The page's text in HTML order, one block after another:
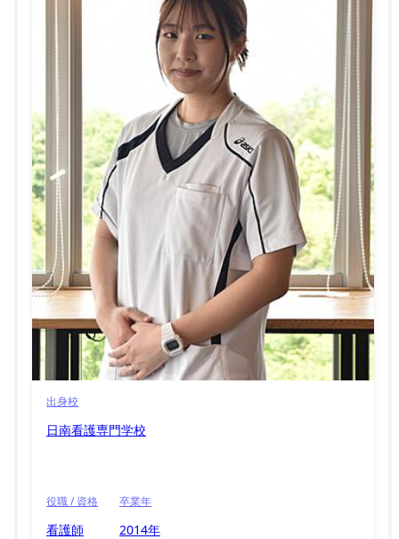
出身校
日南看護専門学校
役職 / 資格
看護師
卒業年
2014年